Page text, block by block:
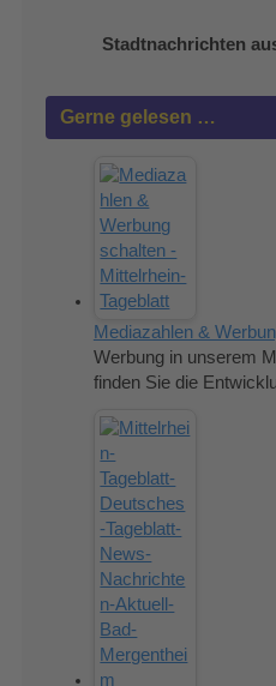
Stadtnachrichten
Gerne gelesen …
Mediazahlen &
Werbung in unserem
finden Sie die